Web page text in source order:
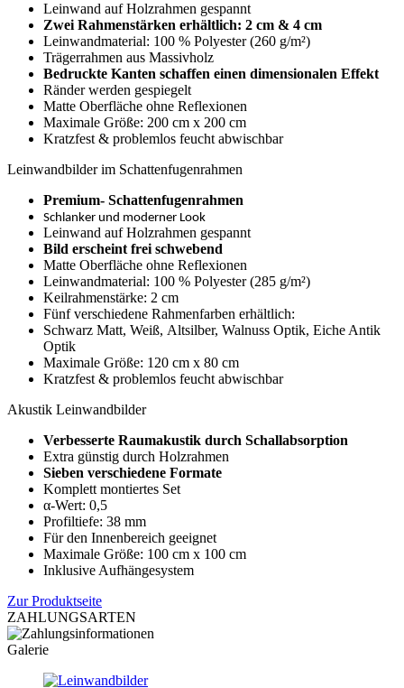
Leinwand auf Holzrahmen gespannt
Zwei Rahmenstärken erhältlich: 2 cm & 4 cm
Leinwandmaterial: 100 % Polyester (260 g/m²)
Trägerrahmen aus Massivholz
Bedruckte Kanten schaffen einen dimensionalen Effekt
Ränder werden gespiegelt
Matte Oberfläche ohne Reflexionen
Maximale Größe: 200 cm x 200 cm
Kratzfest & problemlos feucht abwischbar
Leinwandbilder im Schattenfugenrahmen
Premium- Schattenfugenrahmen
Schlanker und moderner Look
Leinwand auf Holzrahmen gespannt
Bild erscheint frei schwebend
Matte Oberfläche ohne Reflexionen
Leinwandmaterial: 100 % Polyester (285 g/m²)
Keilrahmenstärke: 2 cm
Fünf verschiedene Rahmenfarben erhältlich:
Schwarz Matt, Weiß, Altsilber, Walnuss Optik, Eiche Antik
Optik
Maximale Größe: 120 cm x 80 cm
Kratzfest & problemlos feucht abwischbar
Akustik Leinwandbilder
Verbesserte Raumakustik durch Schallabsorption
Extra günstig durch Holzrahmen
Sieben verschiedene Formate
Komplett montiertes Set
α-Wert: 0,5
Profiltiefe: 38 mm
Für den Innenbereich geeignet
Maximale Größe: 100 cm x 100 cm
Inklusive Aufhängesystem
Zur Produktseite
ZAHLUNGSARTEN
Galerie